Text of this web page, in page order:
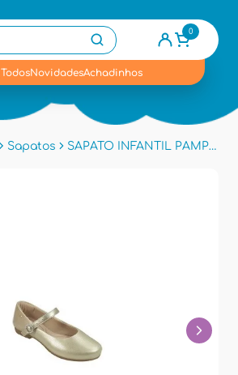
0
TodosNovidadesAchadinhos
Sapatos SAPATO INFANTIL PAMPILI 100515 - Dourado